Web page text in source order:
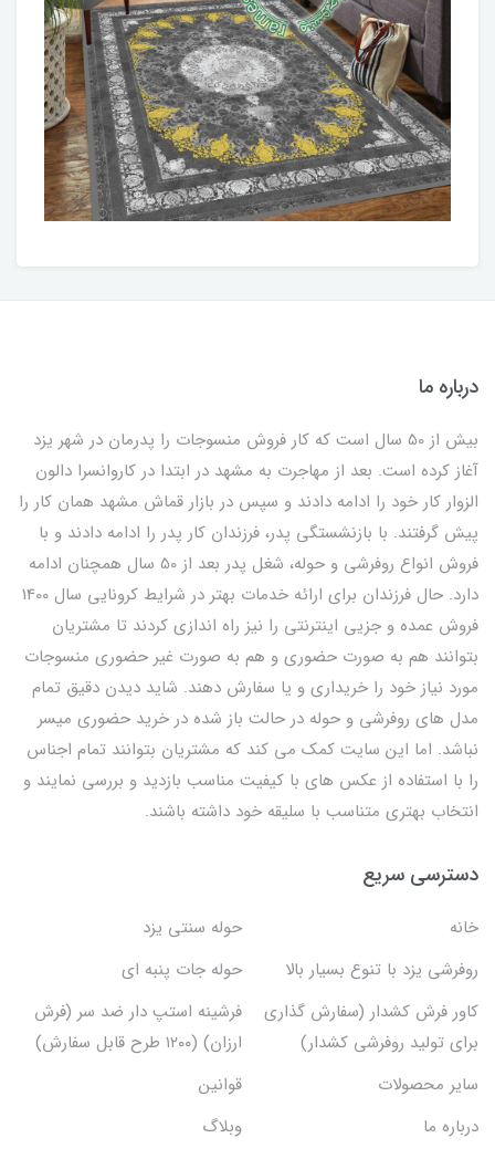
درباره ما
بیش از 50 سال است که کار فروش منسوجات را پدرمان در شهر یزد
آغاز کرده است. بعد از مهاجرت به مشهد در ابتدا در کاروانسرا دالون
الزوار کار خود را ادامه دادند و سپس در بازار قماش مشهد همان کار را
پیش گرفتند. با بازنشستگی پدر، فرزندان کار پدر را ادامه دادند و با
فروش انواع روفرشی و حوله، شغل پدر بعد از 50 سال همچنان ادامه
دارد. حال فرزندان برای ارائه خدمات بهتر در شرایط کرونایی سال 1400
فروش عمده و جزیی اینترنتی را نیز راه اندازی کردند تا مشتریان
بتوانند هم به صورت حضوری و هم به صورت غیر حضوری منسوجات
مورد نیاز خود را خریداری و یا سفارش دهند. شاید دیدن دقیق تمام
مدل های روفرشی و حوله در حالت باز شده در خرید حضوری میسر
نباشد. اما این سایت کمک می کند که مشتریان بتوانند تمام اجناس
را با استفاده از عکس های با کیفیت مناسب بازدید و بررسی نمایند و
انتخاب بهتری متناسب با سلیقه خود داشته باشند.
دسترسی سریع
خانه
حوله سنتی یزد
روفرشی یزد با تنوع بسیار بالا
حوله جات پنبه ای
کاور فرش کشدار (سفارش گذاری
برای تولید روفرشی کشدار)
فرشینه استپ دار ضد سر (فرش
ارزان) (۱۲۰۰ طرح قابل سفارش)
سایر محصولات
قوانین
درباره ما
وبلاگ